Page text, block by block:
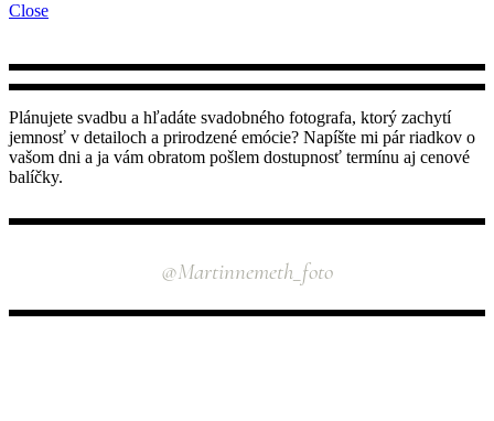
Close
Plánujete svadbu a hľadáte svadobného fotografa, ktorý zachytí
jemnosť v detailoch a prirodzené emócie? Napíšte mi pár riadkov o
vašom dni a ja vám obratom pošlem dostupnosť termínu aj cenové
balíčky.
@martinnemeth_foto